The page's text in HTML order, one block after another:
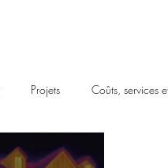
Projets Coûts, services